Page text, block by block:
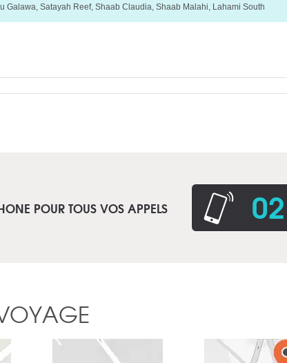
Galawa, Satayah Reef, Shaab Claudia, Shaab Malahi, Lahami South
POUR TOUS VOS APPELS